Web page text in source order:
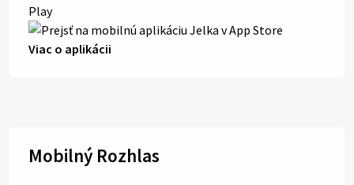
Viac o aplikácii
Mobilný Rozhlas